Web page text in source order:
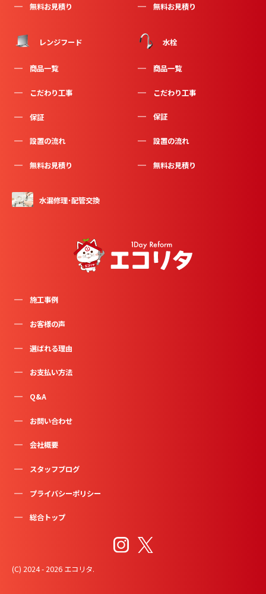
施工事例
お客様の声
選ばれる理由
お支払い方法
Q&A
お問い合わせ
会社概要
スタッフブログ
プライバシーポリシー
総合トップ
(C) 2024 - 2026 エコリタ.
無料お見積り 無料お見積り
レンジフード
商品一覧
こだわり工事
保証
設置の流れ
無料お見積り
水栓
商品一覧
こだわり工事
保証
設置の流れ
無料お見積り
水漏修理･配管交換